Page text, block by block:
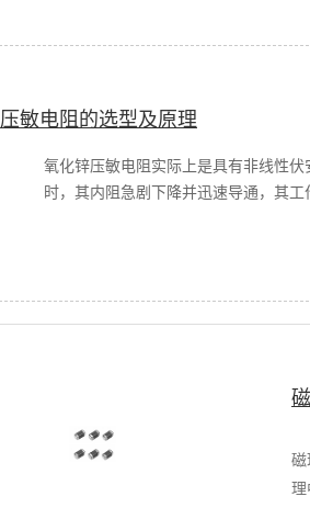
压敏电阻的选型及原理
氧化锌压敏电阻实际上是具有非线性
时，其内阻急剧下降并迅速导通，其
磁
理